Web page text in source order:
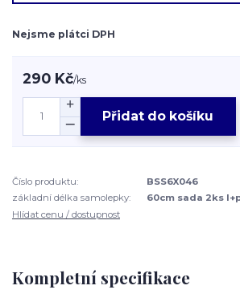
Nejsme plátci DPH
290 Kč/ks
Přidat do košíku
Číslo produktu:
BSS6X046
základní délka samolepky:
60cm sada 2ks
Hlídat cenu / dostupnost
Kompletní specifikace